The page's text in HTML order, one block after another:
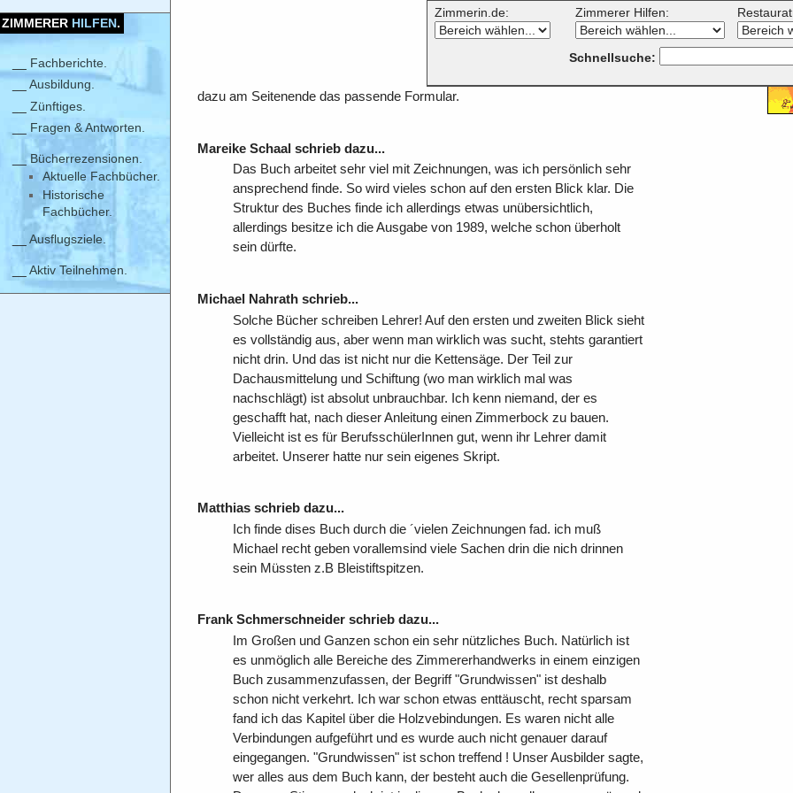
Kommentare zum Buch »Grundwissen des Zimmerers«.
Im folgenden findet Ihr die Kommentare von Lesern dieses Buches. Wenn
dazu am Seitenende das passende Formular.
Mareike Schaal schrieb dazu...
Das Buch arbeitet sehr viel mit Zeichnungen, was ich persönlich sehr
ansprechend finde. So wird vieles schon auf den ersten Blick klar. Die
Struktur des Buches finde ich allerdings etwas unübersichtlich,
allerdings besitze ich die Ausgabe von 1989, welche schon überholt
sein dürfte.
Michael Nahrath schrieb...
Solche Bücher schreiben Lehrer! Auf den ersten und zweiten Blick sieht
es vollständig aus, aber wenn man wirklich was sucht, stehts garantiert
nicht drin. Und das ist nicht nur die Kettensäge. Der Teil zur
Dachausmittelung und Schiftung (wo man wirklich mal was
nachschlägt) ist absolut unbrauchbar. Ich kenn niemand, der es
geschafft hat, nach dieser Anleitung einen Zimmerbock zu bauen.
Vielleicht ist es für BerufsschülerInnen gut, wenn ihr Lehrer damit
arbeitet. Unserer hatte nur sein eigenes Skript.
Matthias schrieb dazu...
Ich finde dises Buch durch die ´vielen Zeichnungen fad. ich muß
Michael recht geben vorallemsind viele Sachen drin die nich drinnen
sein Müssten z.B Bleistiftspitzen.
Frank Schmerschneider schrieb dazu...
Im Großen und Ganzen schon ein sehr nützliches Buch. Natürlich ist
es unmöglich alle Bereiche des Zimmererhandwerks in einem einzigen
Buch zusammenzufassen, der Begriff "Grundwissen" ist deshalb
schon nicht verkehrt. Ich war schon etwas enttäuscht, recht sparsam
fand ich das Kapitel über die Holzvebindungen. Es waren nicht alle
Verbindungen aufgeführt und es wurde auch nicht genauer darauf
eingegangen. "Grundwissen" ist schon treffend ! Unser Ausbilder sagte,
wer alles aus dem Buch kann, der besteht auch die Gesellenprüfung.
ZIMMERERHILFEN.
Fachberichte
Ausbildung.
Zünftiges
Fragen & Antworten
Bücherrezensionen.
Aktuelle Fachbücher.
Historische
Fachbücher.
Ausflugsziele.
Aktiv Teilnehmen
Zimmerin.de: Zimmerer Hilfen:
Schnellsuche: